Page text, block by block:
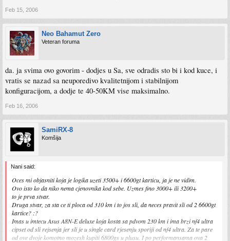
Feb 15, 2006
Neo Bahamut Zero
Veteran foruma
da. ja svima ovo govorim - dodjes u Sa, sve odradis sto bi i kod kuce, i
vratis se nazad sa neuporedivo kvalitetnijom i stabilnijom
konfiguracijom, a dodje te 40-50KM vise maksimalno.
Feb 16, 2006
SamiRX-8
Komšija
Nani said:
Oces mi objasniti koja je logika uzeti 3500+ i 6600gt karticu, ja je ne vidim.
Ovo isto ko da niko nema cjenovnika kod sebe. Uzmes fino 3000+ ili 3200+
to je prva stvar.
Druga stvar, za sta ce ti ploca od 310 km i to jos sli, da neces pravit sli od 2 6600gt
kartice? :?
Imas u imtecu Asus A8N-E deluxe koja kosta sa pdvom 230 km i ima brzi nf4 ultra
cipset od sli rejsenja jer sli je u single card rjesenju sporiji od nf4 ultra. Za te pare
od ove dvoje komotno mozesh kupiti 6800gs u plusu. I po performansama ova 2